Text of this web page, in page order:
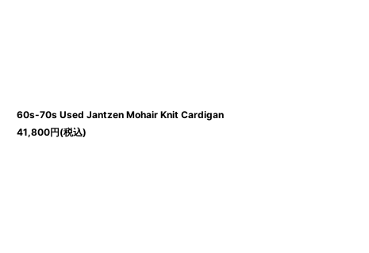
60s-70s Used Jantzen Mohair Knit Cardigan
41,800円(税込)